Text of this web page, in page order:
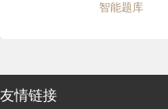
智能题库
友情链接